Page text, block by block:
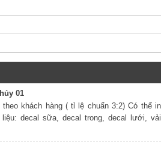
01
khách hàng ( tỉ lệ chuẩn 3:2) Có thể in
liệu: decal sữa, decal trong, decal lưới, vải